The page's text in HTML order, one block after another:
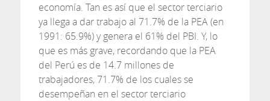
economía. Tan es así que el sector terciario
ya llega a dar trabajo al 71.7% de la PEA (en
1991: 65.9%) y genera el 61% del PBI. Y, lo
que es más grave, recordando que la PEA
del Perú es de 14.7 millones de
trabajadores, 71.7% de los cuales se
desempeñan en el sector terciario